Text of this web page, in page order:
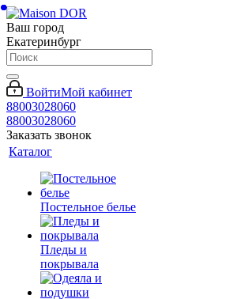
Ваш город
Екатеринбург
ВойтиМой кабинет
88003028060
88003028060
Заказать звонок
Каталог
Постельное белье
Пледы и
покрывала